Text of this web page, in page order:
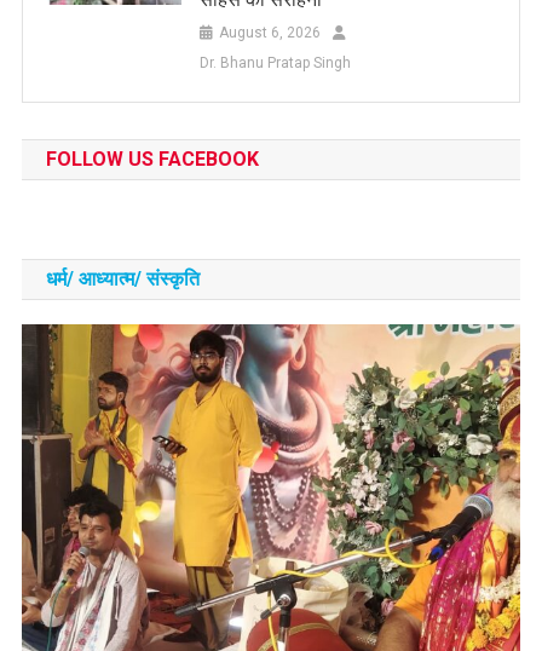
August 6, 2026
Dr. Bhanu Pratap Singh
FOLLOW US FACEBOOK
धर्म/ आध्‍यात्‍म/ संस्‍कृति